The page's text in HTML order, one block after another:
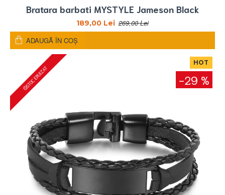
Bratara barbati MYSTYLE Jameson Black
189,00 Lei 269,00 Lei
ADAUGĂ ÎN COŞ
HOT
-29 %
STOC EPUIZAT